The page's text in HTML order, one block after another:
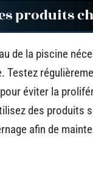
produits
de la piscine
Testez
éviter la
des produits
afin de